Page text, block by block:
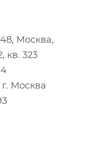
Москва,
кв. 323
Москва